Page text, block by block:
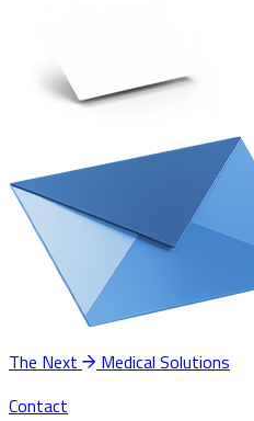
The Next
Medical Solutions
Contact